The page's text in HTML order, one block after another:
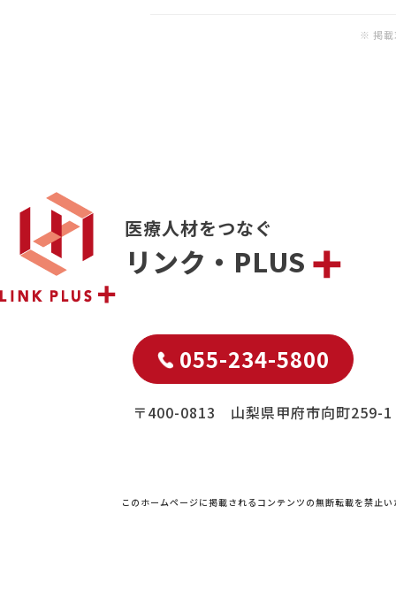
※ 掲載
医療人材をつなぐ
リンク・PLUS
055-234-5800
〒400-0813 山梨県甲府市向町259-1
このホームページに掲載されるコンテンツの無断転載を禁止い